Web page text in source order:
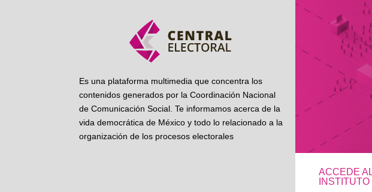
Es una plataforma multimedia que concentra los
contenidos generados por la Coordinación Nacional
de Comunicación Social. Te informamos acerca de la
vida democrática de México y todo lo relacionado a la
organización de los procesos electorales
ACCEDE